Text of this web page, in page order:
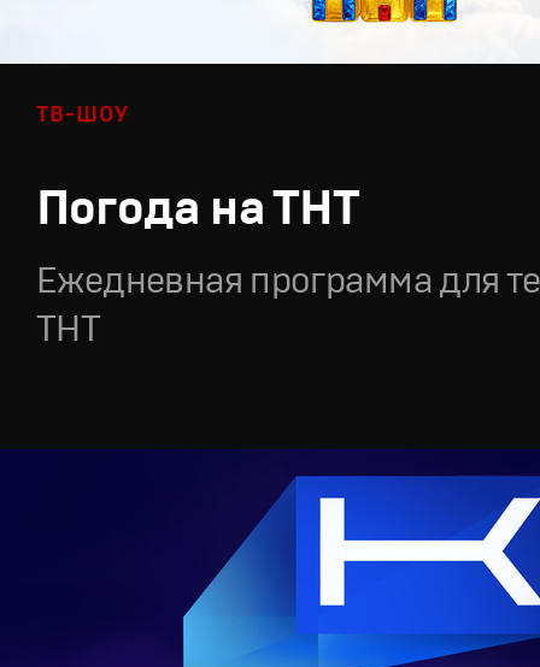
ТВ-ШОУ
Погода на ТНТ
Ежедневная программа для
ТНТ